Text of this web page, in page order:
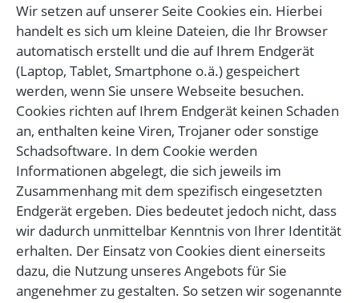
Wir setzen auf unserer Seite Cookies ein. Hierbei
handelt es sich um kleine Dateien, die Ihr Browser
automatisch erstellt und die auf Ihrem Endgerät
(Laptop, Tablet, Smartphone o.ä.) gespeichert
werden, wenn Sie unsere Webseite besuchen.
Cookies richten auf Ihrem Endgerät keinen Schaden
an, enthalten keine Viren, Trojaner oder sonstige
Schadsoftware. In dem Cookie werden
Informationen abgelegt, die sich jeweils im
Zusammenhang mit dem spezifisch eingesetzten
Endgerät ergeben. Dies bedeutet jedoch nicht, dass
wir dadurch unmittelbar Kenntnis von Ihrer Identität
erhalten. Der Einsatz von Cookies dient einerseits
dazu, die Nutzung unseres Angebots für Sie
angenehmer zu gestalten. So setzen wir sogenannte